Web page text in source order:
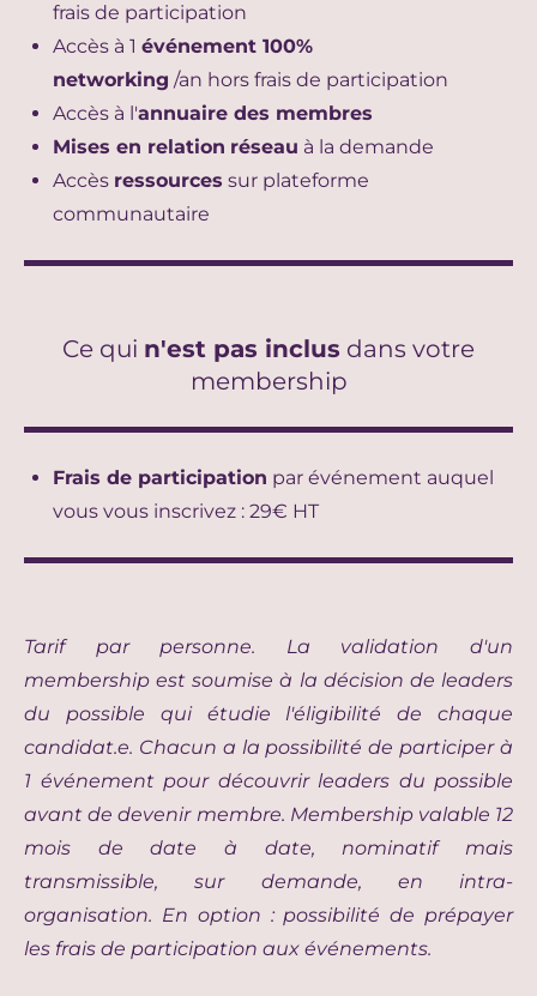
frais de participation
Accès à 1 événement 100%
networking /an hors frais de participation
Accès à l'annuaire des membres
Mises en relation réseau à la demande
Accès ressources sur plateforme
communautaire
Ce qui n'est pas inclus dans votre
membership
Frais de participation par événement auquel
vous vous inscrivez : 29€ HT
Tarif par personne. La validation d'un
membership est soumise à la décision de leaders
du possible qui étudie l'éligibilité de chaque
candidat.e. Chacun a la possibilité de participer à
1 événement pour découvrir leaders du possible
avant de devenir membre. Membership valable 12
mois de date à date, nominatif mais
transmissible, sur demande, en intra-
organisation. En option : possibilité de prépayer
les frais de participation aux événements.